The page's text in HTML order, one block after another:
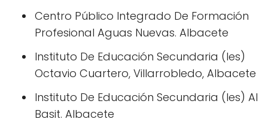
Centro Público Integrado De Formación
Profesional Aguas Nuevas. Albacete
Instituto De Educación Secundaria (Ies)
Octavio Cuartero, Villarrobledo, Albacete
Instituto De Educación Secundaria (Ies) Al
Basit. Albacete